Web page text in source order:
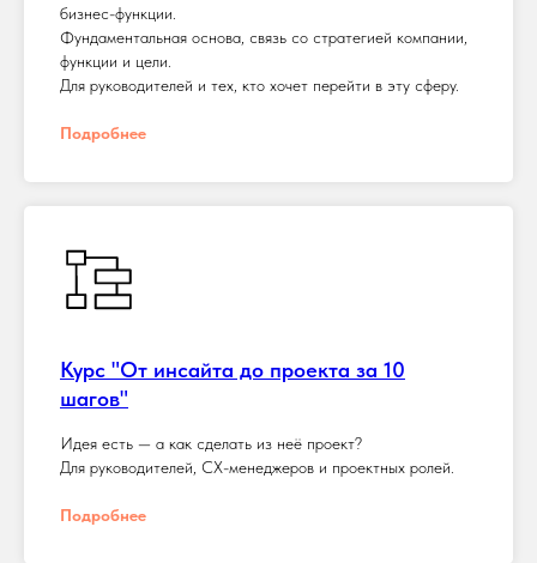
бизнес-функции.
Фундаментальная основа, связь со стратегией компании,
функции и цели.
Для руководителей и тех, кто хочет перейти в эту сферу.
Подробнее
Курс "От инсайта до проекта за 10
шагов"
Идея есть — а как сделать из неё проект?
Для руководителей, CX-менеджеров и проектных ролей.
Подробнее